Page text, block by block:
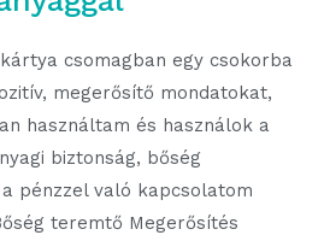
csomagban egy csokorba
megerősítő mondatokat,
használtam és használok a
biztonság, bőség
pénzzel való kapcsolatom
teremtő Megerősítés